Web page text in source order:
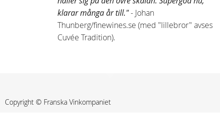
klarar många år till."- Johan
Thunberg/finewines.se (med "lillebror" avses
Cuvée Tradition).
Copyright © Franska Vinkompaniet